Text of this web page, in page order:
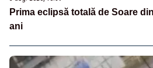
Prima eclipsă totală de Soare
ani